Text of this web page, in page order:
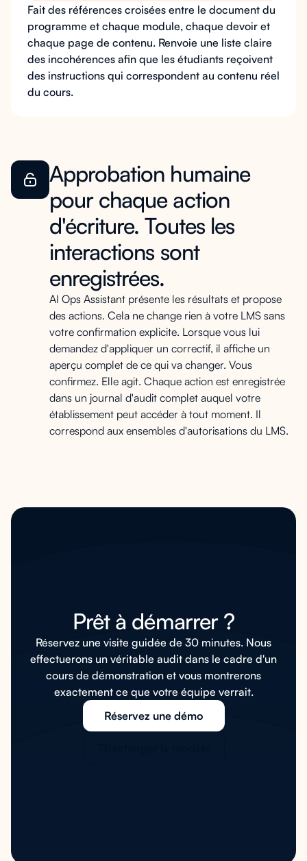
Fait des références croisées entre le document du
programme et chaque module, chaque devoir et
chaque page de contenu. Renvoie une liste claire
des incohérences afin que les étudiants reçoivent
des instructions qui correspondent au contenu réel
du cours.
Approbation humaine
pour chaque action
d'écriture. Toutes les
interactions sont
enregistrées.
AI Ops Assistant présente les résultats et propose
des actions. Cela ne change rien à votre LMS sans
votre confirmation explicite. Lorsque vous lui
demandez d'appliquer un correctif, il affiche un
aperçu complet de ce qui va changer. Vous
confirmez. Elle agit. Chaque action est enregistrée
dans un journal d'audit complet auquel votre
établissement peut accéder à tout moment. Il
correspond aux ensembles d'autorisations du LMS.
Prêt à démarrer ?
Réservez une visite guidée de 30 minutes. Nous
effectuerons un véritable audit dans le cadre d'un
cours de démonstration et vous montrerons
exactement ce que votre équipe verrait.
Réservez une démo